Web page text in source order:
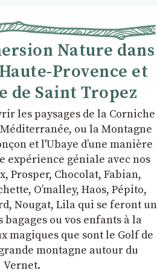
Nature dans
Provence et
de Saint Tropez
les paysages de la Corniche
Méditerranée, ou la Montagne
et l'Ubaye dʼune manière
expérience géniale avec nos
Prosper, Chocolat, Fabian,
Oʼmalley, Haos, Pépito,
Nougat, Lila qui se feront un
ou vos enfants à la
magiques que sont le Golf de
montagne autour du
Vernet.